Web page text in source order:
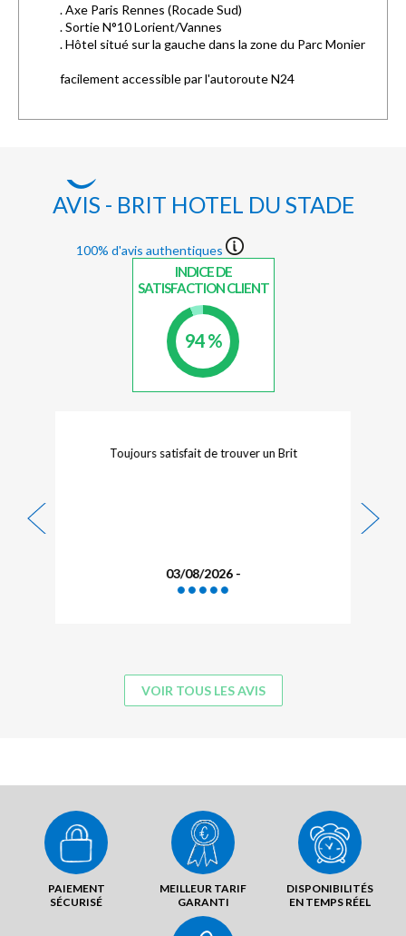
. Axe Paris Rennes (Rocade Sud)
. Sortie N°10 Lorient/Vannes
. Hôtel situé sur la gauche dans la zone du Parc Monier
facilement accessible par l'autoroute N24
AVIS - BRIT HOTEL DU STADE
100% d'avis authentiques
INDICE DE
SATISFACTION CLIENT
94 %
Toujours satisfait de trouver un Brit
03/08/2026 -
VOIR TOUS LES AVIS
PAIEMENT
SÉCURISÉ
MEILLEUR TARIF
GARANTI
DISPONIBILITÉS
EN TEMPS RÉEL